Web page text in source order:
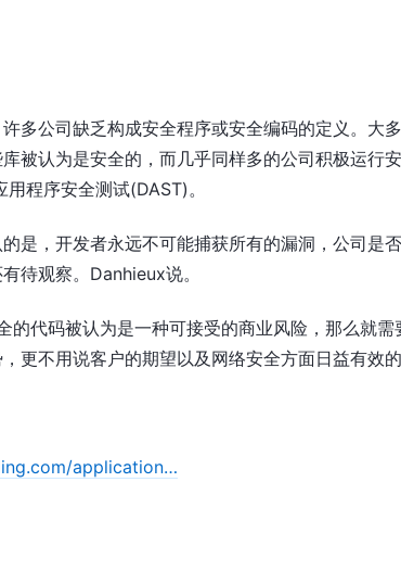
多公司缺乏构成安全程序或安全编码的定义。大
被认为是安全的，而几乎同样多的公司积极运行
程序安全测试(DAST)。
是，开发者永远不可能捕获所有的漏洞，公司是
待观察。Danhieux说。
的代码被认为是一种可接受的商业风险，那么就
更不用说客户的期望以及网络安全方面日益有效
application…